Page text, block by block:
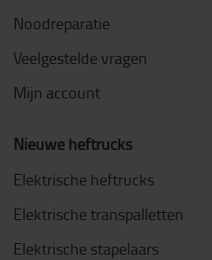
Noodreparatie
Veelgestelde vragen
Mijn account
Nieuwe heftrucks
Elektrische heftrucks
Elektrische transpalletten
Elektrische stapelaars